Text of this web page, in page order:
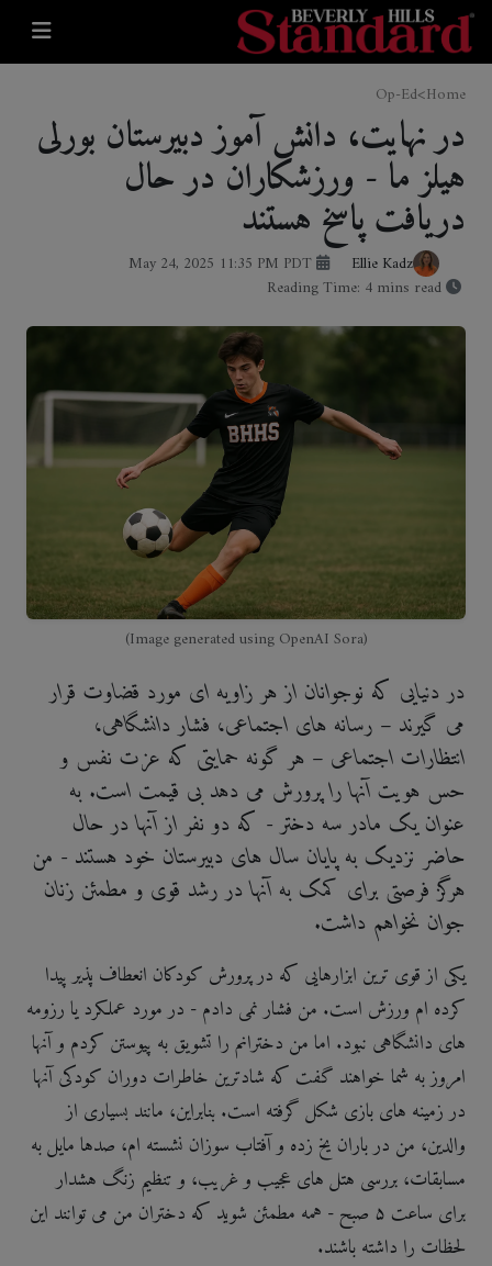
Home
>
Op-Ed
در نهایت، دانش آموز دبیرستان بورلی
هیلز ما - ورزشکاران در حال
دریافت پاسخ هستند
Ellie Kadz
(Image generated using OpenAI Sora)
در دنیایی که نوجوانان از هر زاویه ای مورد قضاوت قرار
می گیرند – رسانه های اجتماعی، فشار دانشگاهی،
انتظارات اجتماعی – هر گونه حمایتی که عزت نفس و
حس هویت آنها را پرورش می دهد بی قیمت است. به
عنوان یک مادر سه دختر - که دو نفر از آنها در حال
حاضر نزدیک به پایان سال های دبیرستان خود هستند - من
هرگز فرصتی برای کمک به آنها در رشد قوی و مطمئن زنان
جوان نخواهم داشت.
یکی از قوی ترین ابزارهایی که در پرورش کودکان انعطاف پذیر پیدا
کرده ام ورزش است. من فشار نمی دادم - در مورد عملکرد یا رزومه
های دانشگاهی نبود. اما من دخترانم را تشویق به پیوستن کردم و آنها
امروز به شما خواهند گفت که شادترین خاطرات دوران کودکی آنها
در زمینه های بازی شکل گرفته است. بنابراین، مانند بسیاری از
والدین، من در باران یخ زده و آفتاب سوزان نشسته ام، صدها مایل به
مسابقات، بررسی هتل های عجیب و غریب، و تنظیم زنگ هشدار
برای ساعت ۵ صبح - همه مطمئن شوید که دختران من می توانند این
لحظات را داشته باشند.